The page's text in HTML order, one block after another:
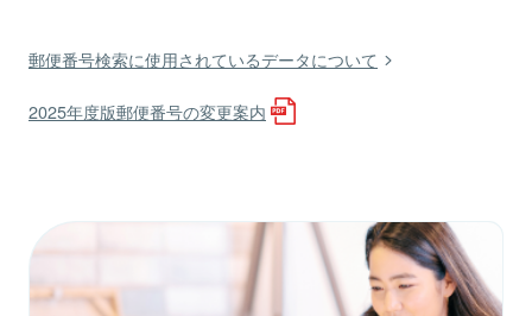
郵便番号検索に使用されているデータについて
2025年度版郵便番号の変更案内